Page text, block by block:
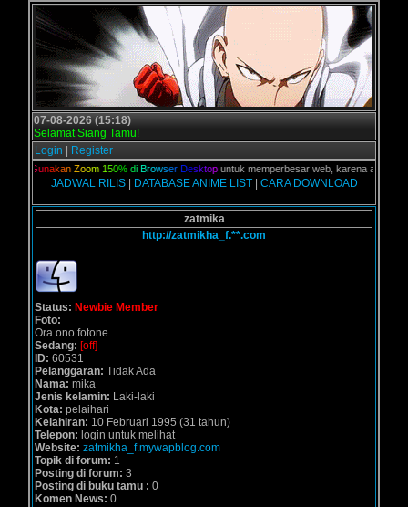
07-08-2026 (15:18)
Selamat Siang Tamu!
Login
Register
nakan Zoom 15 0% di Br owser Desktopuntuk memperbesar web, karena aslinya
JADWAL RILIS| DATABASE ANIME LIST| CARA DOWNLOAD
zatmika
http://zatmikha_f.**.com
Status: Newbie Member
Foto:
Ora ono fotone
Sedang: [off]
ID: 60531
Pelanggaran: Tidak Ada
Nama: mika
Jenis kelamin: Laki-laki
Kota: pelaihari
Kelahiran: 10 Februari 1995 (31 tahun)
Telepon: login untuk melihat
Website: zatmikha_f.mywapblog.com
Topik di forum: 1
Posting di forum: 3
Posting di buku tamu : 0
Komen News: 0